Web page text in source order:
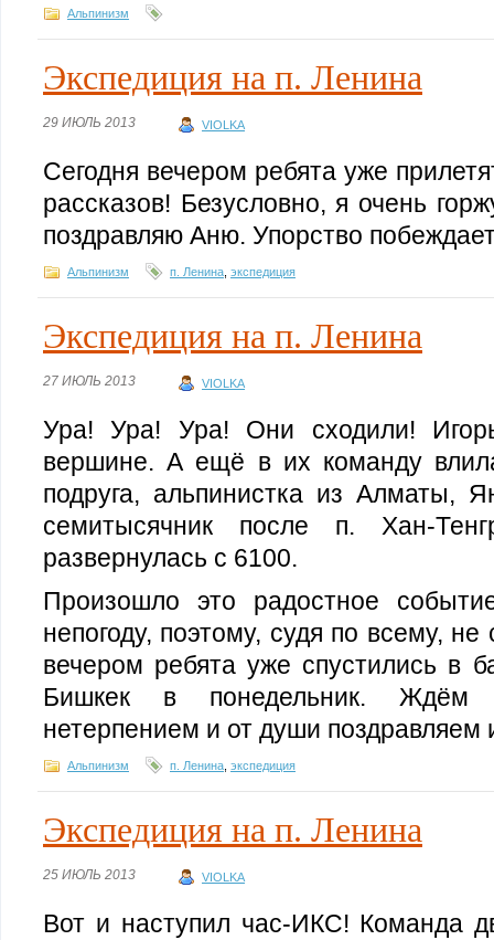
Альпинизм
Экспедиция на п. Ленина
29 ИЮЛЬ 2013 VIOLKA
Сегодня вечером ребята уже
рассказов! Безусловно, я очень
поздравляю Аню. Упорство
Альпинизм п. Ленина экспедиция
Экспедиция на п. Ленина
27 ИЮЛЬ 2013 VIOLKA
Ура! Ура! Ура! Они сходили!
вершине. А ещё в их команду
подруга, альпинистка из Алматы,
семитысячник после п. Хан-
развернулась с 6100.
Произошло это радостное
непогоду, поэтому, судя по всему,
вечером ребята уже спустились в
Бишкек в понедельник. Ждём
нетерпением и от души
Альпинизм п. Ленина экспедиция
Экспедиция на п. Ленина
25 ИЮЛЬ 2013 VIOLKA
Вот и наступил час-ИКС! Команда